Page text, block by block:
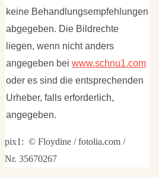
keine Behandlungsempfehlungen
abgegeben. Die Bildrechte
liegen, wenn nicht anders
angegeben bei www.schnu1.com
oder es sind die entsprechenden
Urheber, falls erforderlich,
angegeben.
pix1: © Floydine / fotolia.com /
Nr. 35670267